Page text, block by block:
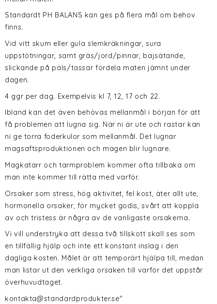
Standardt PH BALANS kan ges på flera mål om behov
finns.
Vid vitt skum eller gula slemkräkningar, sura
uppstötningar, samt gräs/jord/pinnar, bajsätande,
slickande på päls/tassar fördela maten jämnt under
dagen.
4 ggr per dag. Exempelvis kl 7, 12, 17 och 22.
Ibland kan det även behövas mellanmål i början för att
få problemen att lugna sig. När ni är ute och rastar kan
ni ge torra foderkulor som mellanmål. Det lugnar
magsaftsproduktionen och magen blir lugnare.
Magkatarr och tarmproblem kommer ofta tillbaka om
man inte kommer till rätta med varför.
Orsaker som stress, hög aktivitet, fel kost, äter allt ute,
hormonella orsaker, för mycket godis, svårt att koppla
av och tristess är några av de vanligaste orsakerna.
Vi vill understryka att dessa två tillskott skall ses som
en tillfällig hjälp och inte ett konstant inslag i den
dagliga kosten. Målet är att temporärt hjälpa till, medan
man listar ut den verkliga orsaken till varför det uppstår
överhuvudtaget.
kontakta@standardprodukter.se"